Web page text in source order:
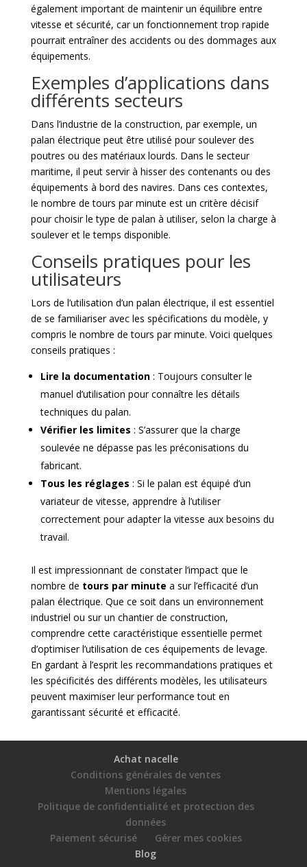
également important de maintenir un équilibre entre
vitesse et sécurité, car un fonctionnement trop rapide
pourrait entraîner des accidents ou des dommages aux
équipements.
Exemples d’applications dans
différents secteurs
Dans l’industrie de la construction, par exemple, un
palan électrique peut être utilisé pour soulever des
poutres ou des matériaux lourds. Dans le secteur
maritime, il peut servir à hisser des contenants ou des
équipements à bord des navires. Dans ces contextes,
le nombre de tours par minute est un critère décisif
pour choisir le type de palan à utiliser, selon la charge à
soulever et le temps disponible.
Conseils pratiques pour les
utilisateurs
Lors de l’utilisation d’un palan électrique, il est essentiel
de se familiariser avec les spécifications du modèle, y
compris le nombre de tours par minute. Voici quelques
conseils pratiques :
Lire la documentation: Toujours consulter le
manuel d’utilisation pour connaître les détails
techniques du palan.
Vérifier les limites : S’assurer que la charge
soulevée ne dépasse pas les préconisations du
fabricant.
Tous les réglages : Si le palan est équipé d’un
variateur de vitesse, apprendre à l’utiliser
correctement pour adapter la vitesse aux besoins du
travail.
Il est impressionnant de constater l’impact que le
nombre de tours par minute a sur l’efficacité d’un
palan électrique. Que ce soit dans un environnement
industriel ou sur un chantier de construction,
comprendre cette caractéristique essentielle permet
d’optimiser l’utilisation de ces équipements de levage.
En gardant à l’esprit les recommandations pratiques et
les spécificités des différents modèles, les utilisateurs
peuvent maximiser leur performance tout en
garantissant sécurité et efficacité.
Achat nacelle
Conditions générales de ventes
Mentions légales
Politique de confidentialité et protection des
données
Paiement sécurisé
Gérer mes cookies
Blog